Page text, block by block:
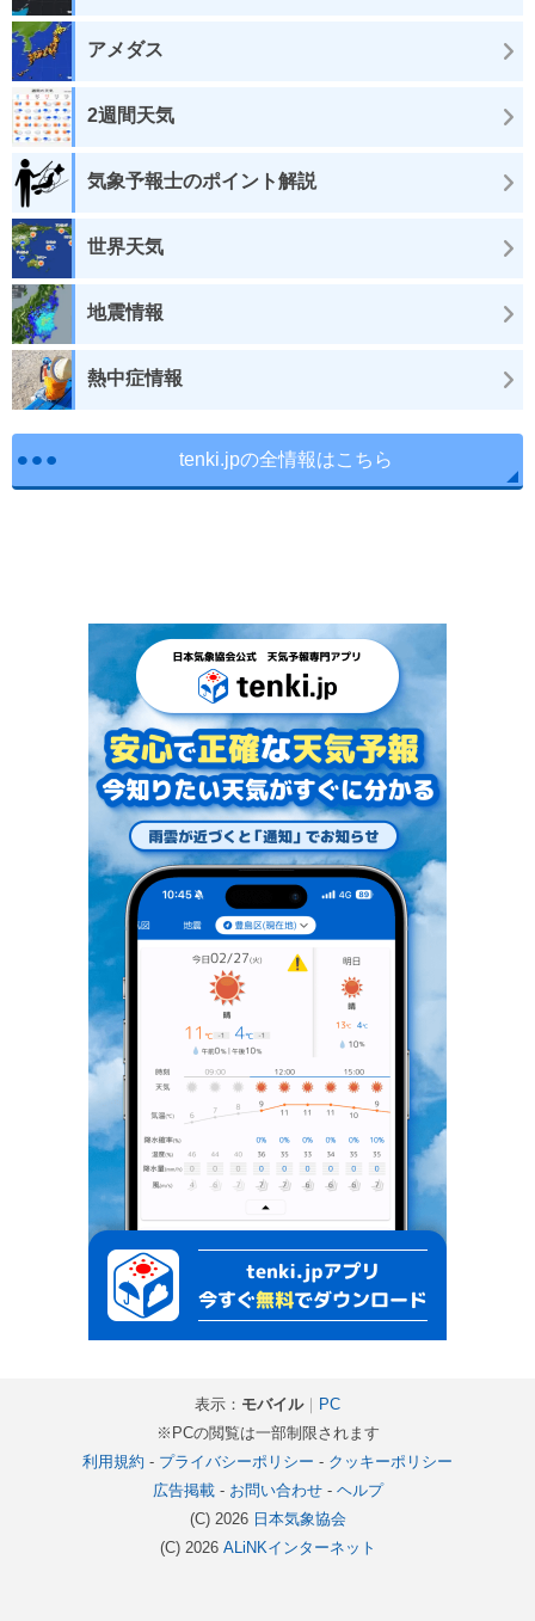
アメダス
2週間天気
気象予報士のポイント解説
世界天気
地震情報
熱中症情報
tenki.jpの全情報はこちら
表示： モバイル｜
PC
※PCの閲覧は一部制限されます
利用規約 - プライバシーポリシー - クッキーポリシー
広告掲載- お問い合わせ- ヘルプ
(C) 2026 日本気象協会
(C) 2026 ALiNKインターネット